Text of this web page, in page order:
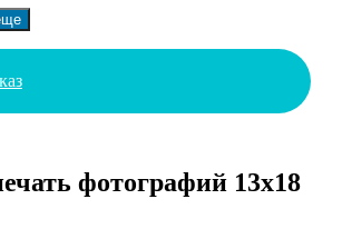
фотографий 13х18